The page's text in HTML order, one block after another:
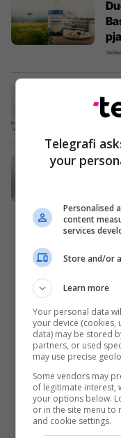
Telegrafi
your
Personalised
content
services
Store and/or
Learn more
Your personal data
your device (cookies,
data) may be stored
partners, or used
may use precise
Some vendors may
of legitimate interest,
your options below.
or in the site menu to
and cookie settings.